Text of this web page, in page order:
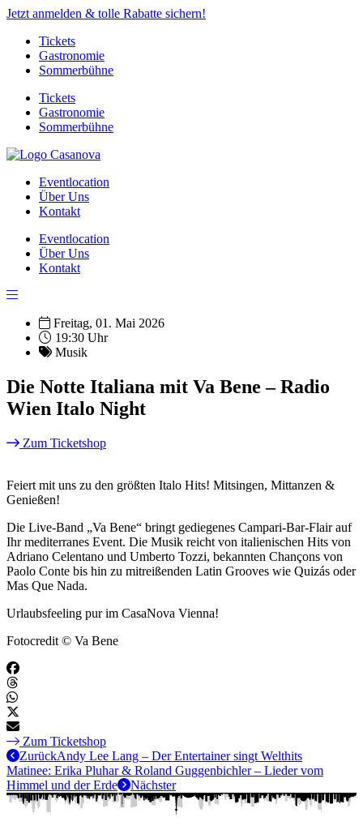
Jetzt anmelden & tolle Rabatte sichern!
Tickets
Gastronomie
Sommerbühne
Tickets
Gastronomie
Sommerbühne
Eventlocation
Über Uns
Kontakt
Eventlocation
Über Uns
Kontakt
Freitag, 01. Mai 2026
19:30 Uhr
Musik
Die Notte Italiana mit Va Bene – Radio
Wien Italo Night
Zum Ticketshop
Feiert mit uns zu den größten Italo Hits! Mitsingen, Mittanzen &
Genießen!
Die Live-Band „Va Bene“ bringt gediegenes Campari-Bar-Flair auf
Ihr mediterranes Event. Die Musik reicht von italienischen Hits von
Adriano Celentano und Umberto Tozzi, bekannten Chançons von
Paolo Conte bis hin zu mitreißenden Latin Grooves wie Quizás oder
Mas Que Nada.
Urlaubsfeeling pur im CasaNova Vienna!
Fotocredit © Va Bene
Zum Ticketshop
ZurückAndy Lee Lang – Der Entertainer singt Welthits
Matinee: Erika Pluhar & Roland Guggenbichler – Lieder vom
Himmel und der Erde
Nächster